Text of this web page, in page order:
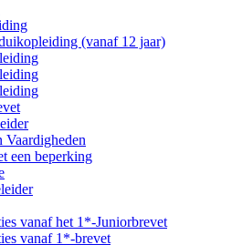
(vanaf 12 jaar)
Vaardigheden
een beperking
vanaf het 1*-Juniorbrevet
vanaf 1*-brevet